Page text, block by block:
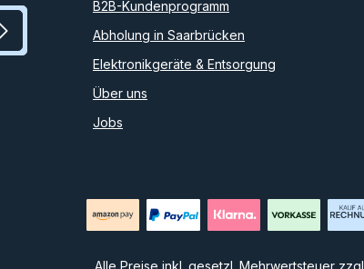
B2B-Kundenprogramm
Abholung in Saarbrücken
Elektronikgeräte & Entsorgung
Über uns
Jobs
Alle Preise inkl. gesetzl. Mehrwertsteuer zzgl.